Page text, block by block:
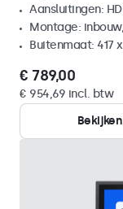
Aansluitingen:
Montage:
Buitenmaat: 417
€ 789,00
€ 954,69 incl. btw
Bekijken